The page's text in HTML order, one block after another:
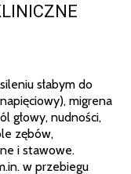
słabym do
migrena
głowy, nudności,
zębów,
i stawowe.
w przebiegu